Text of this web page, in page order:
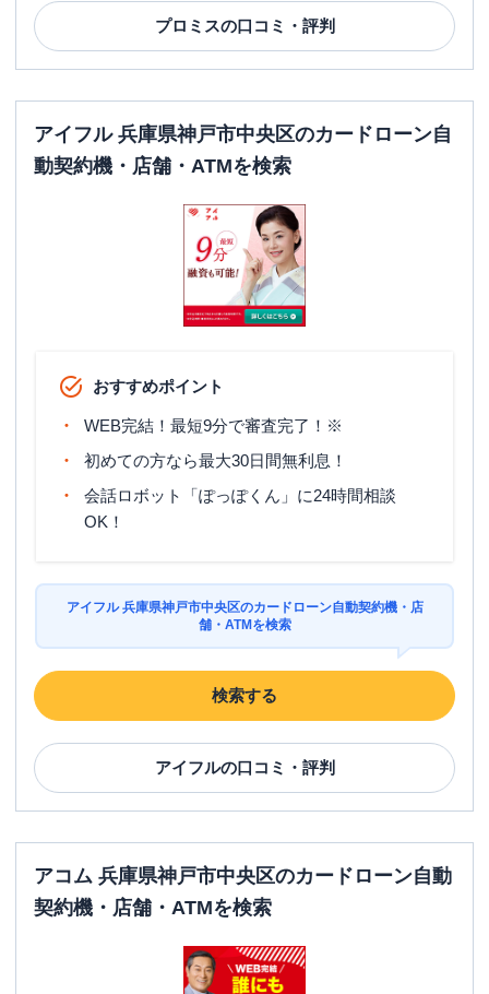
プロミスの口コミ・評判
アイフル 兵庫県神戸市中央区のカードローン自
動契約機・店舗・ATMを検索
おすすめポイント
WEB完結！最短9分で審査完了！※
初めての方なら最大30日間無利息！
会話ロボット「ぽっぽくん」に24時間相談
OK！
アイフル 兵庫県神戸市中央区のカードローン自動契約機・店
舗・ATMを検索
検索する
アイフルの口コミ・評判
アコム 兵庫県神戸市中央区のカードローン自動
契約機・店舗・ATMを検索